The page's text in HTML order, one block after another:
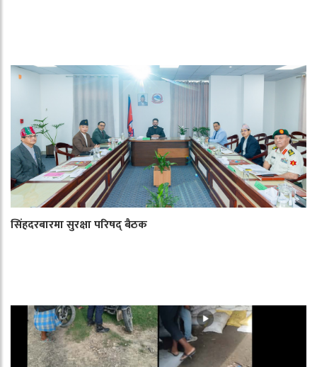
सिंहदरबारमा सुरक्षा परिषद् बैठक